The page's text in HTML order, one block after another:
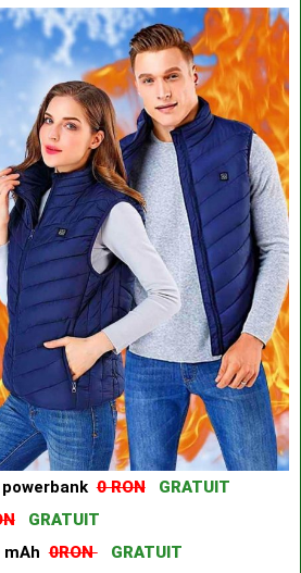
0 RON
GRATUIT
GRATUIT
mAh0RON
GRATUIT